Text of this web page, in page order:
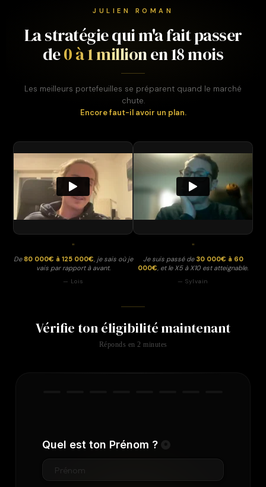
JULIEN ROMAN
La stratégie qui m'a fait passer
de0 à 1 millionen 18 mois
Les meilleurs portefeuilles se préparent quand le marché
chute.
Encore faut-il avoir un plan.
"
De 80 000€ à 125 000€, je sais où je
vais par rapport à avant.
— Lois
"
Je suis passé de 30 000€ à 60
000€, et le X5 à X10 est atteignable.
— Sylvain
Vérifie ton éligibilité maintenant
Réponds en 2 minutes